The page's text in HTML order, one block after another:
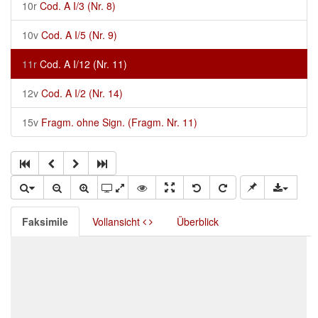
10r Cod. A I/3 (Nr. 8)
10v Cod. A I/5 (Nr. 9)
11r Cod. A I/12 (Nr. 11)
12v Cod. A I/2 (Nr. 14)
15v Fragm. ohne Sign. (Fragm. Nr. 11)
Faksimile Vollansicht Überblick